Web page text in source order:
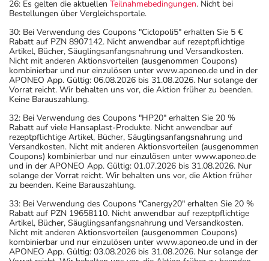
26: Es gelten die aktuellen Teilnahmebedingungen. Nicht bei
Bestellungen über Vergleichsportale.
30: Bei Verwendung des Coupons "Ciclopoli5" erhalten Sie 5 €
Rabatt auf PZN 8907142. Nicht anwendbar auf rezeptpflichtige
Artikel, Bücher, Säuglingsanfangsnahrung und Versandkosten.
Nicht mit anderen Aktionsvorteilen (ausgenommen Coupons)
kombinierbar und nur einzulösen unter www.aponeo.de und in der
APONEO App. Gültig: 06.08.2026 bis 31.08.2026. Nur solange der
Vorrat reicht. Wir behalten uns vor, die Aktion früher zu beenden.
Keine Barauszahlung.
32: Bei Verwendung des Coupons "HP20" erhalten Sie 20 %
Rabatt auf viele Hansaplast-Produkte. Nicht anwendbar auf
rezeptpflichtige Artikel, Bücher, Säuglingsanfangsnahrung und
Versandkosten. Nicht mit anderen Aktionsvorteilen (ausgenommen
Coupons) kombinierbar und nur einzulösen unter www.aponeo.de
und in der APONEO App. Gültig: 01.07.2026 bis 31.08.2026. Nur
solange der Vorrat reicht. Wir behalten uns vor, die Aktion früher
zu beenden. Keine Barauszahlung.
33: Bei Verwendung des Coupons "Canergy20" erhalten Sie 20 %
Rabatt auf PZN 19658110. Nicht anwendbar auf rezeptpflichtige
Artikel, Bücher, Säuglingsanfangsnahrung und Versandkosten.
Nicht mit anderen Aktionsvorteilen (ausgenommen Coupons)
kombinierbar und nur einzulösen unter www.aponeo.de und in der
APONEO App. Gültig: 03.08.2026 bis 31.08.2026. Nur solange der